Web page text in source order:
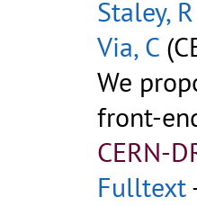
Staley, R
Via, C
We
front-
CERN-
Fulltext